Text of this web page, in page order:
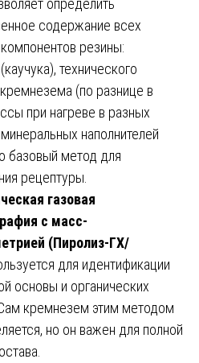
определить
содержание всех
резины:
технического
(по разнице в
при нагреве в разных
наполнителей
базовый метод для
рецептуры.
газовая
с масс-
(Пиролиз-ГХ/
для идентификации
основы и органических
кремнезем этим методом
но он важен для полной